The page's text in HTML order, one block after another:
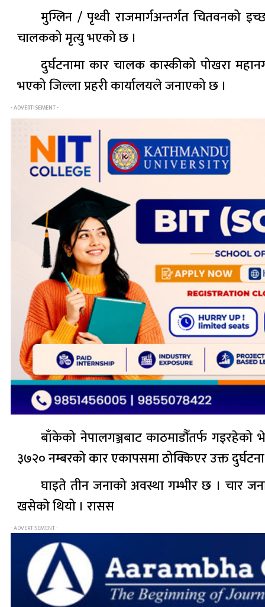
मुग्लिन / पृथ्वी राजमार्गअन्तर्गत चितवनको
चालकको मृत्यु भएको छ ।
दुर्घटनामा कार चालक कास्कीको पोखरा
भएको जिल्ला प्रहरी कार्यालयले जनाएको छ ।
- ADVERTISEMENT -
बाँकेको नेपालगञ्जबाट काठमाडौँतर्फ
३७२० नम्बरको कार एकापसमा ठोक्किएर उक्त
घाइते तीन जनाको अवस्था गम्भीर छ । चार
खसेको थियो । रासस
- ADVERTISEMENT -